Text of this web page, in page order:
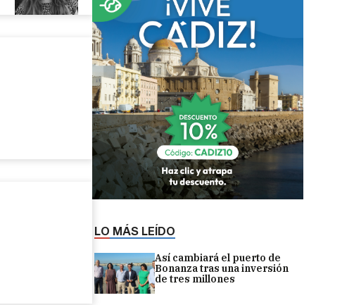
LO MÁS LEÍDO
Así cambiará el puerto de
Bonanza tras una inversión
de tres millones